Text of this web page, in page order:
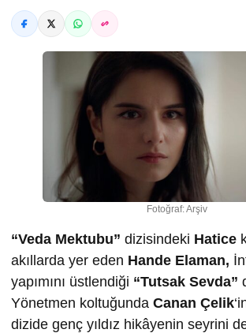
Fotoğraf: Arşiv
“Veda Mektubu” dizisindeki Hatice
akıllarda yer eden Hande Elaman,
yapımını üstlendiği “Tutsak Sevda”
Yönetmen koltuğunda Canan Çelik
dizide genç yıldız hikâyenin seyrini